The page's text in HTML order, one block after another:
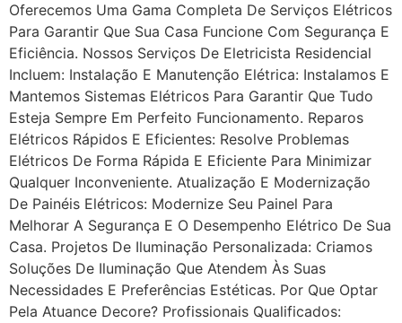
Oferecemos Uma Gama Completa De Serviços Elétricos
Para Garantir Que Sua Casa Funcione Com Segurança E
Eficiência. Nossos Serviços De Eletricista Residencial
Incluem: Instalação E Manutenção Elétrica: Instalamos E
Mantemos Sistemas Elétricos Para Garantir Que Tudo
Esteja Sempre Em Perfeito Funcionamento. Reparos
Elétricos Rápidos E Eficientes: Resolve Problemas
Elétricos De Forma Rápida E Eficiente Para Minimizar
Qualquer Inconveniente. Atualização E Modernização
De Painéis Elétricos: Modernize Seu Painel Para
Melhorar A Segurança E O Desempenho Elétrico De Sua
Casa. Projetos De Iluminação Personalizada: Criamos
Soluções De Iluminação Que Atendem Às Suas
Necessidades E Preferências Estéticas. Por Que Optar
Pela Atuance Decore? Profissionais Qualificados: